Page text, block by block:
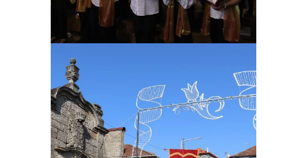
Ampliar